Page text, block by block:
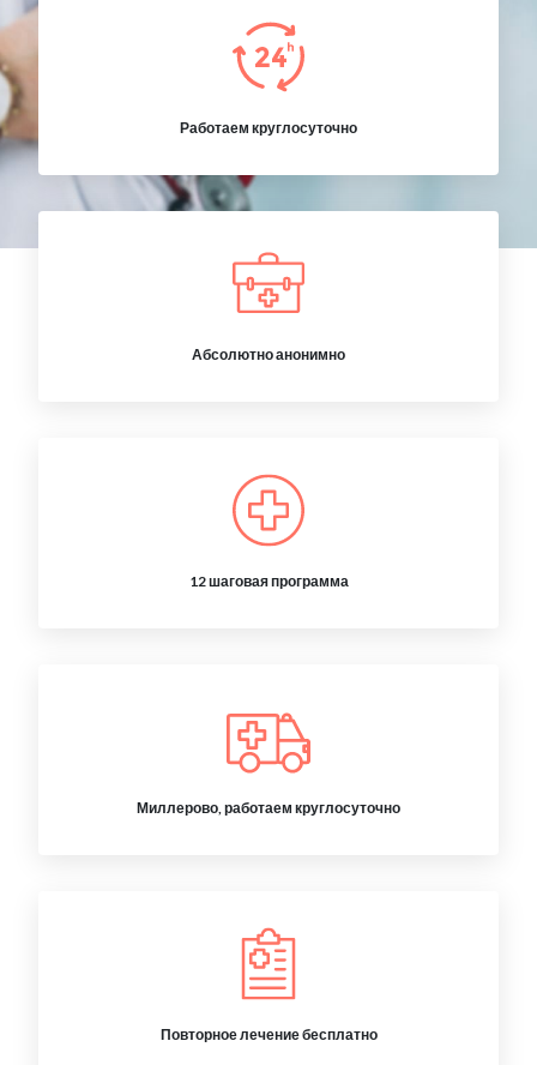
Работаем круглосуточно
Абсолютно анонимно
12 шаговая программа
Миллерово, работаем круглосуточно
Повторное лечение бесплатно